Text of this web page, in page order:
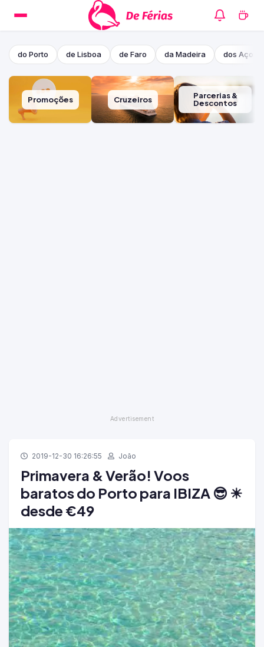
do Porto de Lisboa de Faro da Madeira dos
Promoções Cruzeiros
Parcerias &
Descontos
2019-12-30 16:26:55 João
Primavera & Verão! Voos
baratos do Porto para IBIZA 😎 ☀
desde €49